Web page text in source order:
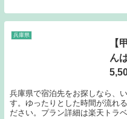
兵庫県
【
ん
兵庫県で宿泊先をお探しなら、
す。ゆったりとした時間が流れ
ださい。プラン詳細は楽天トラ